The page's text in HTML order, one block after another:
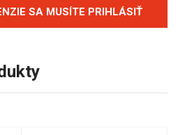
SA MUSÍTE PRIHLÁSIŤ